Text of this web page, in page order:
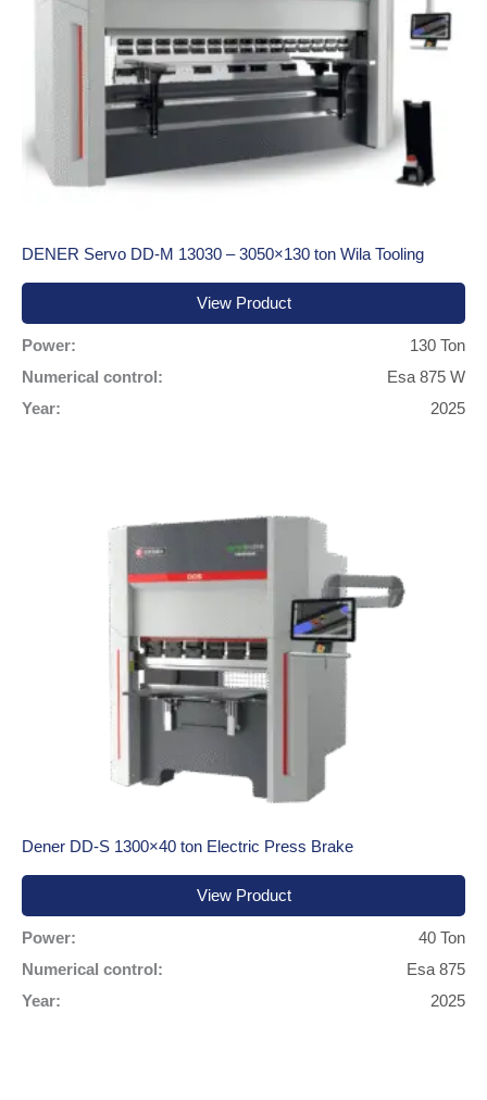
DENER Servo DD-M 13030 – 3050×130 ton Wila Tooling
View Product
Power:
130 Ton
Numerical control:
Esa 875 W
Year:
2025
Dener DD-S 1300×40 ton Electric Press Brake
View Product
Power:
40 Ton
Numerical control:
Esa 875
Year:
2025